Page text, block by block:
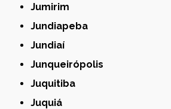
Jumirim
Jundiapeba
Jundiaí
Junqueirópolis
Juquitiba
Juquiá